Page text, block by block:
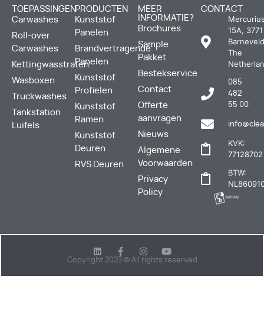
TOEPASSINGEN
Carwashes
Roll-over
Carwashes
Kettingwasstraten
Wasboxen
Truckwashes
Tankstation
Luifels
PRODUCTEN
Kunststof
Panelen
Brandvertragende
Panelen
Kunststof
Profielen
Kunststof
Ramen
Kunststof
Deuren
RVS Deuren
MEER
INFORMATIE?
Brochures
Sample
Pakket
Bestekservice
Contact
Offerte
aanvragen
Nieuws
Algemene
Voorwaarden
Privacy
Policy
CONTACT
15A,
The
085
482
55 00
KVK:
77128702
BTW:
Copyright 2023 © All rights reserved